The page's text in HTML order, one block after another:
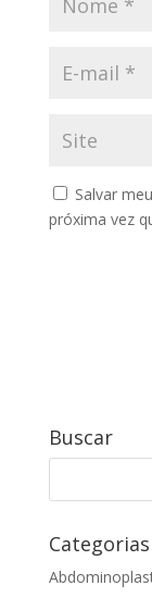
Salvar
próxima vez
Buscar
Categorias